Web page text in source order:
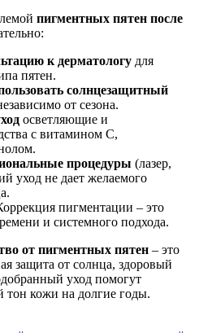
пигментных пятен после
к дерматологу для
пятен.
солнцезащитный
от сезона.
осветляющие и
с витамином С,
процедуры (лазер,
уход не дает желаемого
пигментации – это
и системного подхода.
от пигментных пятен – это
защита от солнца, здоровый
уход помогут
кожи на долгие годы.